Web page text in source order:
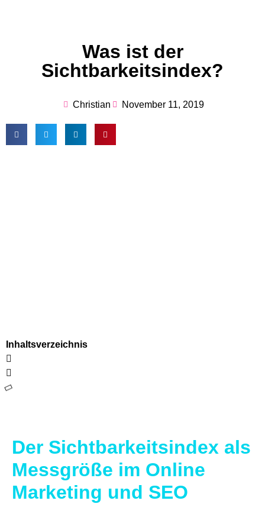
Was ist der
Sichtbarkeitsindex?
Christian November 11, 2019
Inhaltsverzeichnis
Der Sichtbarkeitsindex als
Messgröße im Online
Marketing und SEO